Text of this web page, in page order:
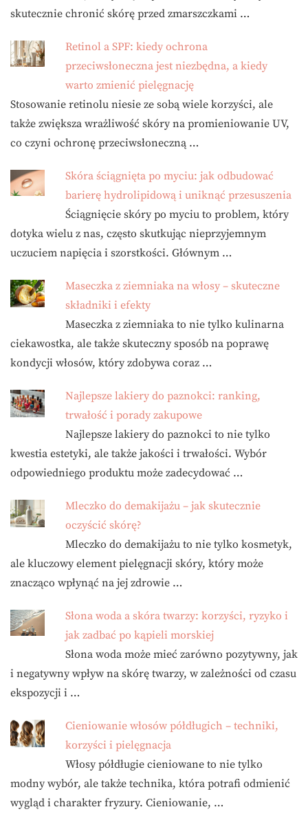
skutecznie chronić skórę przed zmarszczkami …
Retinol a SPF: kiedy ochrona
przeciwsłoneczna jest niezbędna, a kiedy
warto zmienić pielęgnację
Stosowanie retinolu niesie ze sobą wiele korzyści, ale
także zwiększa wrażliwość skóry na promieniowanie UV,
co czyni ochronę przeciwsłoneczną …
Skóra ściągnięta po myciu: jak odbudować
barierę hydrolipidową i uniknąć przesuszenia
Ściągnięcie skóry po myciu to problem, który
dotyka wielu z nas, często skutkując nieprzyjemnym
uczuciem napięcia i szorstkości. Głównym …
Maseczka z ziemniaka na włosy – skuteczne
składniki i efekty
Maseczka z ziemniaka to nie tylko kulinarna
ciekawostka, ale także skuteczny sposób na poprawę
kondycji włosów, który zdobywa coraz …
Najlepsze lakiery do paznokci: ranking,
trwałość i porady zakupowe
Najlepsze lakiery do paznokci to nie tylko
kwestia estetyki, ale także jakości i trwałości. Wybór
odpowiedniego produktu może zadecydować …
Mleczko do demakijażu – jak skutecznie
oczyścić skórę?
Mleczko do demakijażu to nie tylko kosmetyk,
ale kluczowy element pielęgnacji skóry, który może
znacząco wpłynąć na jej zdrowie …
Słona woda a skóra twarzy: korzyści, ryzyko i
jak zadbać po kąpieli morskiej
Słona woda może mieć zarówno pozytywny, jak
i negatywny wpływ na skórę twarzy, w zależności od czasu
ekspozycji i …
Cieniowanie włosów półdługich – techniki,
korzyści i pielęgnacja
Włosy półdługie cieniowane to nie tylko
modny wybór, ale także technika, która potrafi odmienić
wygląd i charakter fryzury. Cieniowanie, …